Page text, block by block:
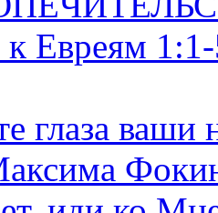
Евреям
глаза ваши